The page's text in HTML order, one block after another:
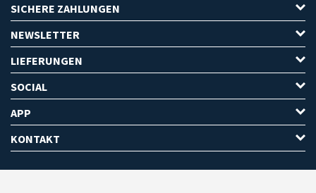
SICHERE ZAHLUNGEN
NEWSLETTER
LIEFERUNGEN
SOCIAL
APP
KONTAKT